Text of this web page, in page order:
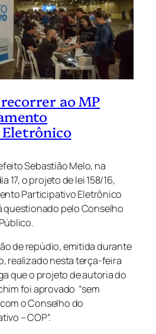
ao MP
Sebastião Melo, na
17, o projeto de lei 158/16,
Participativo Eletrônico
questionado pelo Conselho
de repúdio, emitida durante
realizado nesta terça-feira
que o projeto de autoria do
foi aprovado “sem
o Conselho do
– COP”.